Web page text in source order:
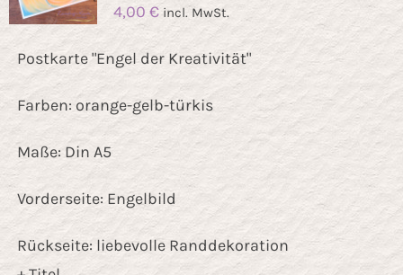
4,00 € incl. MwSt.
Postkarte "Engel der Kreativität"
Farben: orange-gelb-türkis
Maße: Din A5
Vorderseite: Engelbild
Rückseite: liebevolle Randdekoration